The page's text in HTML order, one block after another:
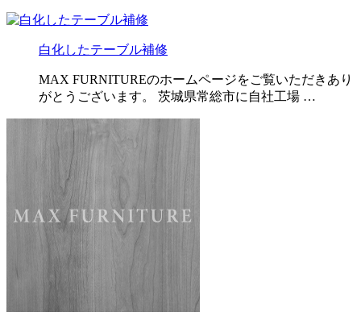
白化したテーブル補修
MAX FURNITUREのホームページをご覧いただきあり
がとうございます。 茨城県常総市に自社工場 …